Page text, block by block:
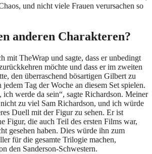
und nicht viele Frauen verursachen so
anderen Charakteren?
mit TheWrap und sagte, dass er unbedingt
möchte und dass er im zweiten
den überraschend bösartigen Gilbert zu
Tag der Woche an diesem Set spielen.
ich werde da sein“, sagte Richardson. Meiner
zu viel Sam Richardson, und ich würde
Duell mit der Figur zu sehen. Er ist
Figur, die auch Teil des ersten Films war,
gesehen haben. Dies würde ihn zum
für die gesamte Trilogie machen,
den Sanderson-Schwestern.